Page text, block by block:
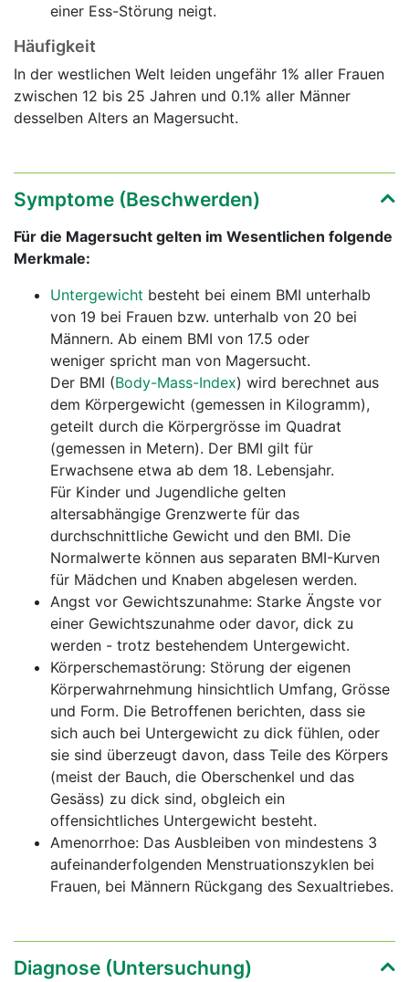
einer Ess-Störung neigt.
Häufigkeit
In der westlichen Welt leiden ungefähr 1% aller Frauen
zwischen 12 bis 25 Jahren und 0.1% aller Männer
desselben Alters an Magersucht.
Symptome (Beschwerden)
Für die Magersucht gelten im Wesentlichen folgende
Merkmale:
Untergewicht besteht bei einem BMI unterhalb
von 19 bei Frauen bzw. unterhalb von 20 bei
Männern. Ab einem BMI von 17.5 oder
weniger spricht man von Magersucht.
Der BMI (Body-Mass-Index) wird berechnet aus
dem Körpergewicht (gemessen in Kilogramm),
geteilt durch die Körpergrösse im Quadrat
(gemessen in Metern). Der BMI gilt für
Erwachsene etwa ab dem 18. Lebensjahr.
Für Kinder und Jugendliche gelten
altersabhängige Grenzwerte für das
durchschnittliche Gewicht und den BMI. Die
Normalwerte können aus separaten BMI-Kurven
für Mädchen und Knaben abgelesen werden.
Angst vor Gewichtszunahme: Starke Ängste vor
einer Gewichtszunahme oder davor, dick zu
werden - trotz bestehendem Untergewicht.
Körperschemastörung: Störung der eigenen
Körperwahrnehmung hinsichtlich Umfang, Grösse
und Form. Die Betroffenen berichten, dass sie
sich auch bei Untergewicht zu dick fühlen, oder
sie sind überzeugt davon, dass Teile des Körpers
(meist der Bauch, die Oberschenkel und das
Gesäss) zu dick sind, obgleich ein
offensichtliches Untergewicht besteht.
Amenorrhoe: Das Ausbleiben von mindestens 3
aufeinanderfolgenden Menstruationszyklen bei
Frauen, bei Männern Rückgang des Sexualtriebes.
Diagnose (Untersuchung)